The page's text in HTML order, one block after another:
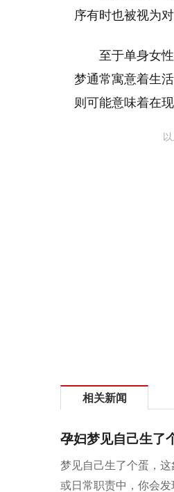
序有时也被视为
至于单身女
梦通常寓意着生
则可能意味着在
相关新闻
孕妇梦见自己生了
梦见自己生了个蛋，
或日常职责中，你会